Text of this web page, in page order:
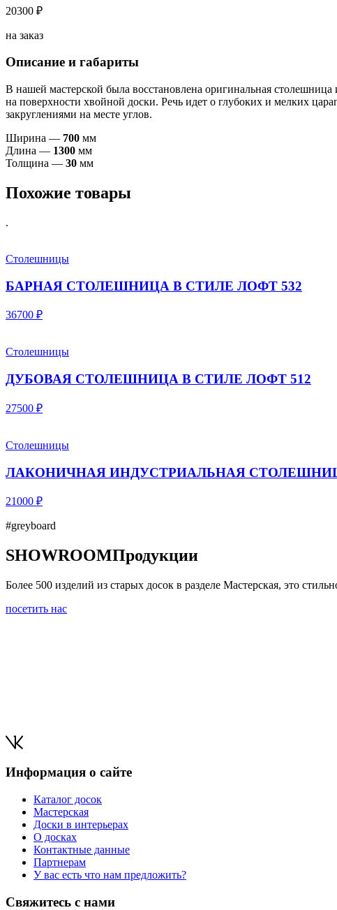
20300 ₽
на заказ
Описание и габариты
В нашей мастерской была восстановлена оригинальная столешница
на поверхности хвойной доски. Речь идет о глубоких и мелких
закруглениями на месте углов.
Ширина — 700 мм
Длина — 1300 мм
Толщина — 30 мм
Похожие товары
.
Столешницы
БАРНАЯ СТОЛЕШНИЦА В СТИЛЕ ЛОФТ 532
36700 ₽
Столешницы
ДУБОВАЯ СТОЛЕШНИЦА В СТИЛЕ ЛОФТ 512
27500 ₽
Столешницы
ЛАКОНИЧНАЯ ИНДУСТРИАЛЬНАЯ
21000 ₽
#greyboard
SHOWROOMПродукции
Более 500 изделий из старых досок в разделе Мастерская, это
посетить нас
Информация о сайте
Каталог досок
Мастерская
Доски в интерьерах
О досках
Контактные данные
Партнерам
У вас есть что нам предложить?
Свяжитесь с нами